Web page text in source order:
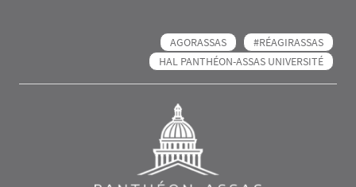
AGORASSAS
#RÉAGIRASSAS
HAL PANTHÉON-ASSAS UNIVERSITÉ